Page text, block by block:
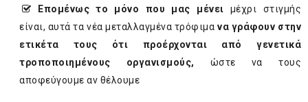
Επομένως το μόνο που μας μένει μέχρι στιγμής
είναι, αυτά τα νέα μεταλλαγμένα τρόφιμανα γράφουν στην
ετικέτα τους ότι προέρχονται από γενετικά
τροποποιημένους οργανισμούς,
ώστε να τους
αποφεύγουμε αν θέλουμε